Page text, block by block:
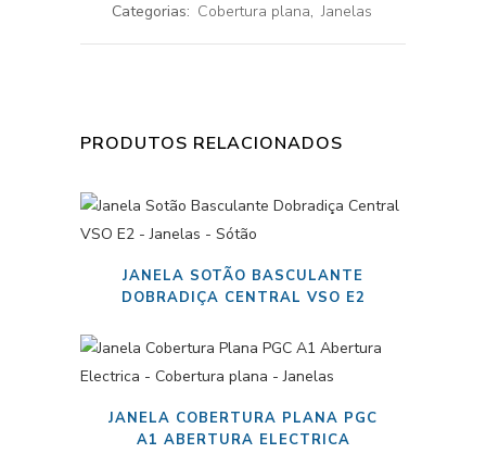
Categorias: Cobertura plana, Janelas
PRODUTOS RELACIONADOS
JANELA SOTÃO BASCULANTE
DOBRADIÇA CENTRAL VSO E2
JANELA COBERTURA PLANA PGC
A1 ABERTURA ELECTRICA